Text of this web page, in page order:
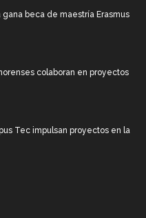
gana beca de maestría Erasmus
colaboran en proyectos
Tec impulsan proyectos en la